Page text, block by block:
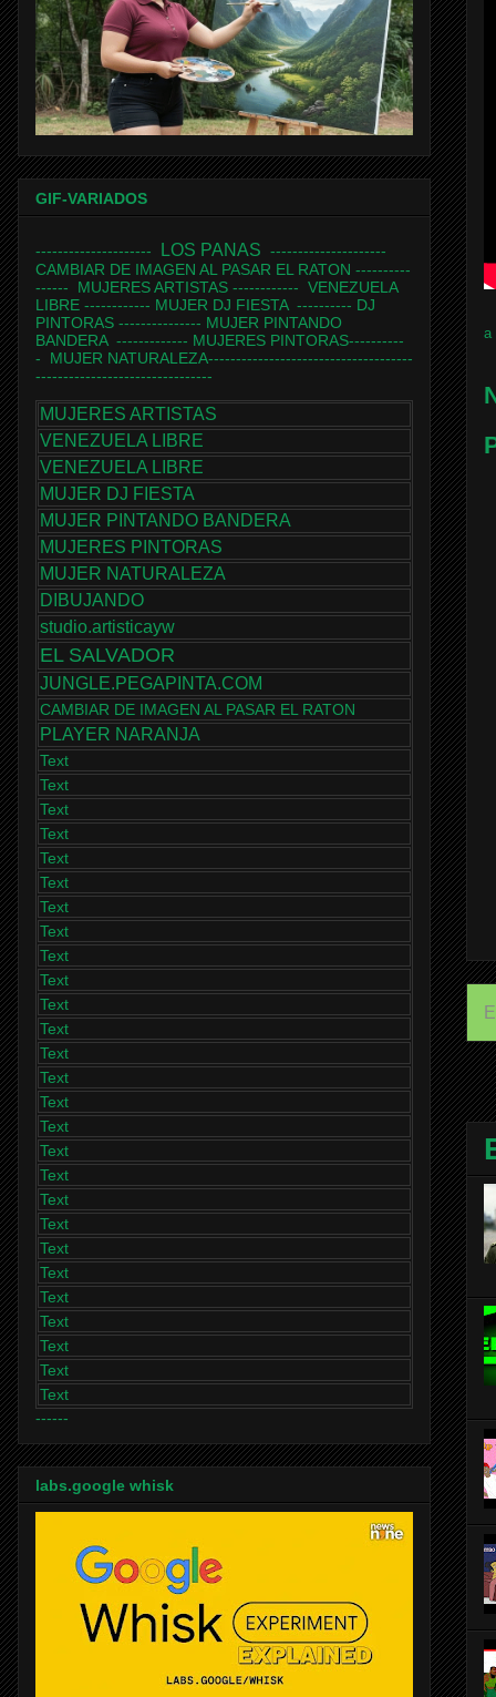
a
GIF-VARIADOS
--------------------- LOS PANAS ---------------------
CAMBIAR DE IMAGEN AL PASAR EL RATON ----------
------ MUJERES ARTISTAS ------------ VENEZUELA
LIBRE ------------ MUJER DJ FIESTA---------- DJ
PINTORAS --------------- MUJER PINTANDO
BANDERA------------- MUJERES PINTORAS----------
- MUJER NATURALEZA-------------------------------------
--------------------------------
MUJERES ARTISTAS
VENEZUELA LIBRE
VENEZUELA LIBRE
MUJER DJ FIESTA
MUJER PINTANDO BANDERA
MUJERES PINTORAS
MUJER NATURALEZA
DIBUJANDO
studio.artisticayw
EL SALVADOR
JUNGLE.PEGAPINTA.COM
CAMBIAR DE IMAGEN AL PASAR EL RATON
PLAYER NARANJA
Text
Text
Text
Text
Text
Text
Text
Text
Text
Text
Text
Text
Text
Text
Text
Text
Text
Text
Text
Text
Text
Text
Text
Text
Text
Text
Text
------
labs.google whisk